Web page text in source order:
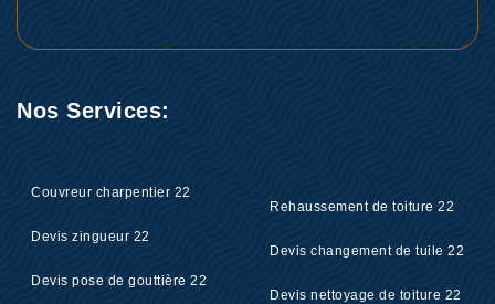
Nos Services:
Couvreur charpentier 22
Devis zingueur 22
Devis pose de gouttière 22
Rehaussement de toiture 22
Devis changement de tuile 22
Devis nettoyage de toiture 22